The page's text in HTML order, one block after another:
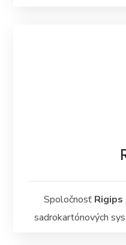
Spoločnosť Rigips
sadrokartónových